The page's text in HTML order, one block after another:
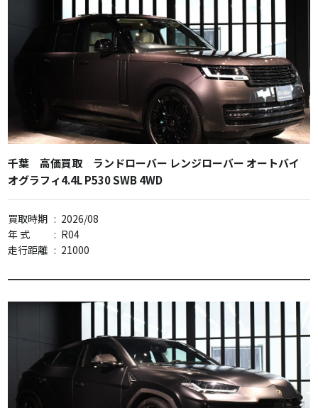
千葉 高価買取 ランドローバー レンジローバー オートバイ
オグラフィ4.4L P530 SWB 4WD
買取時期 : 2026/08
年 式
: R04
走行距離 : 21000